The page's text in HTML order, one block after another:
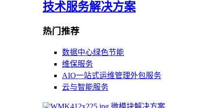
技术服务解决方案
热门推荐
数据中心绿色节能
维保服务
AIO一站式运维管理外包服务
云与智能服务
微模块解决方案